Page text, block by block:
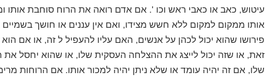
עיטוש, כאב או כאבי ראש וכו '. אם אדם רואה את הרוח סוחבת אותו
אותו ממקום למקום ללא חשש מצידו, ואם אין עננים או חושך
פירושו שהוא יכול לכהן על אנשים, האם עליו להעפיל ל זה, או אם
זאת, או שזה יכול לייצג את ההצלחה העסקית שלו, או שהוא יחסל את
שלו, אם זה יהיה עומד או שלא ניתן יהיה למכור אותו. אם הרוחות